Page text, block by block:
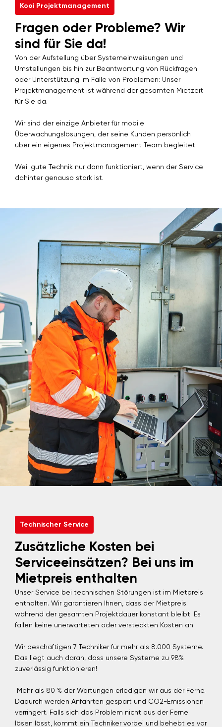
Kooi Projektmanagement
Fragen oder Probleme? Wir
sind für Sie da!
Von der Aufstellung über Systemeinweisungen und
Umstellungen bis hin zur Beantwortung von Rückfragen
oder Unterstützung im Falle von Problemen: Unser
Projektmanagement ist während der gesamten Mietzeit
für Sie da.
Wir sind der einzige Anbieter für mobile
Überwachungslösungen, der seine Kunden persönlich
über ein eigenes Projektmanagement Team begleitet.
Weil gute Technik nur dann funktioniert, wenn der Service
dahinter genauso stark ist.
Technischer Service
Zusätzliche Kosten bei
Serviceeinsätzen? Bei uns im
Mietpreis enthalten
Unser Service bei technischen Störungen ist im Mietpreis
enthalten. Wir garantieren Ihnen, dass der Mietpreis
während der gesamten Projektdauer konstant bleibt. Es
fallen keine unerwarteten oder versteckten Kosten an.
Wir beschäftigen 7 Techniker für mehr als 8.000 Systeme.
Das liegt auch daran, dass unsere Systeme zu 98%
zuverlässig funktionieren!
Mehr als 80 % der Wartungen erledigen wir aus der Ferne.
Dadurch werden Anfahrten gespart und CO2-Emissionen
verringert. Falls sich das Problem nicht aus der Ferne
lösen lässt, kommt ein Techniker vorbei und behebt es vor